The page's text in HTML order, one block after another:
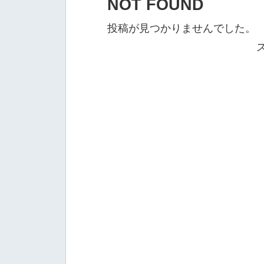
NOT FOUND
投稿が見つかりませんでした。